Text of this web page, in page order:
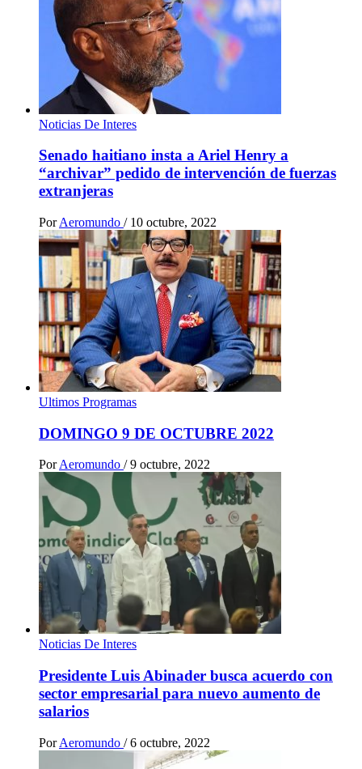
Noticias De Interes
Senado haitiano insta a Ariel Henry a
“archivar” pedido de intervención de fuerzas
extranjeras
Por Aeromundo / 10 octubre, 2022
Ultimos Programas
DOMINGO 9 DE OCTUBRE 2022
Por Aeromundo / 9 octubre, 2022
Noticias De Interes
Presidente Luis Abinader busca acuerdo con
sector empresarial para nuevo aumento de
salarios
Por Aeromundo / 6 octubre, 2022